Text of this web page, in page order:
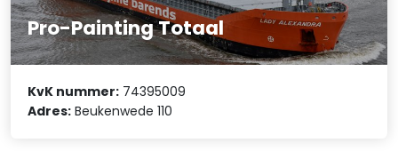
Pro-Painting Totaal
KvK nummer: 74395009
Adres: Beukenwede 110